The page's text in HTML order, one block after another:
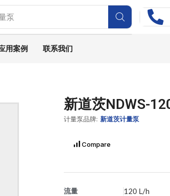
泵
用案例 联系我们
新道茨NDWS-
计量泵品牌: 新道茨计量泵
Compare
流量 120 L/h